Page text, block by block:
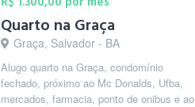
Quarto na Graça
Graça, Salvador - BA
Alugo quarto na Graça, condomínio
fechado, próximo ao Mc Donalds, Ufba,
mercados, farmacia, ponto de onibus e ao